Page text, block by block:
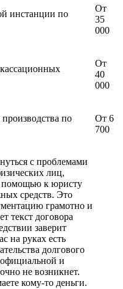
инстанции по
От
35
000
От
40
000
по
От 6
700
с проблемами
лиц,
помощью к юристу
средств. Это
грамотно и
текст договора
заверит
на руках есть
долгового
официальной и
не возникнет.
кому-то деньги.